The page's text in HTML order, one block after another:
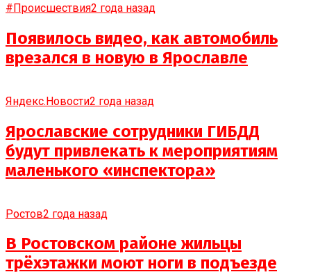
#Происшествия2 года назад
Появилось видео, как автомобиль
врезался в новую в Ярославле
Яндекс.Новости2 года назад
Ярославские сотрудники ГИБДД
будут привлекать к мероприятиям
маленького «инспектора»
Ростов2 года назад
В Ростовском районе жильцы
трёхэтажки моют ноги в подъезде